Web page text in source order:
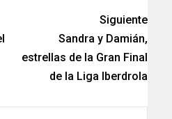
Siguiente
Sandra y Damián,
estrellas de la Gran Final
de la Liga Iberdrola